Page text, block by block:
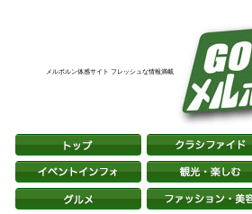
メルボルン体感サイト フレッシュな情報満載